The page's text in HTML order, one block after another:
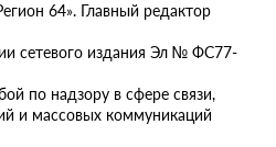
64». Главный редактор
сетевого издания Эл № ФС77-
по надзору в сфере связи,
и массовых коммуникаций